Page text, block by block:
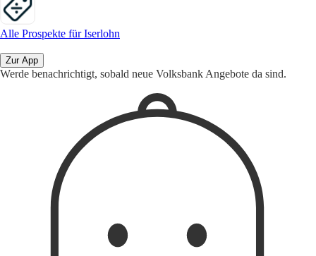
Alle Prospekte für Iserlohn
Zur App
Werde benachrichtigt, sobald neue Volksbank Angebote da sind.